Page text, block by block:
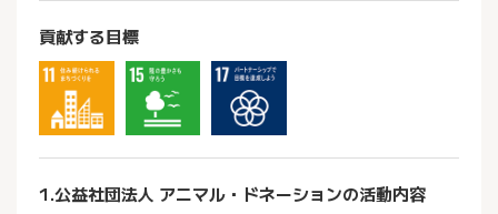
貢献する目標
1.公益社団法人 アニマル・ドネーションの活動内容